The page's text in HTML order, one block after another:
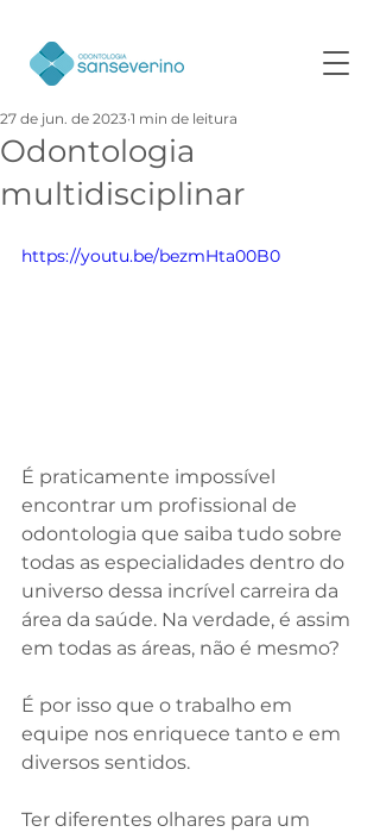
Odontologia
multidisciplinar
27 de jun. de 2023 1 min de leitura
https://youtu.be/bezmHta00B0
É praticamente impossível
encontrar um profissional de
odontologia que saiba tudo sobre
todas as especialidades dentro do
universo dessa incrível carreira da
área da saúde. Na verdade, é assim
em todas as áreas, não é mesmo?
É por isso que o trabalho em
equipe nos enriquece tanto e em
diversos sentidos.
Ter diferentes olhares para um